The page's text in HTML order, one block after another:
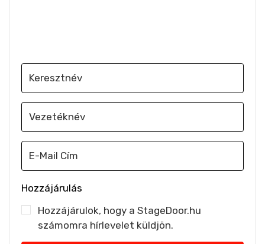
Hozzájárulás
Hozzájárulok, hogy a StageDoor.hu
számomra hírlevelet küldjön.